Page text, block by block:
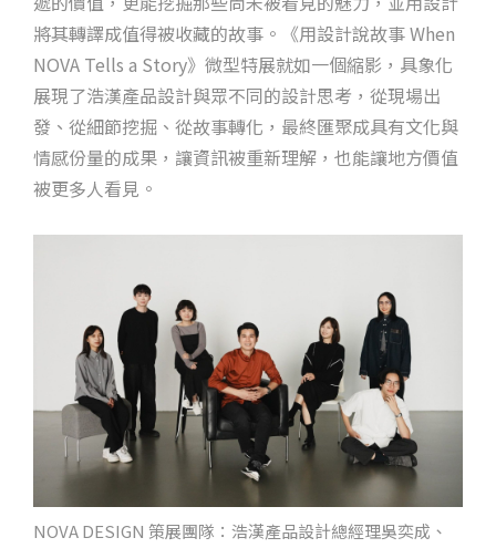
將其轉譯成值得被收藏的故事。《用設計說故事 When
NOVA Tells a Story》微型特展就如一個縮影，具象化
展現了浩漢產品設計與眾不同的設計思考，從現場出
發、從細節挖掘、從故事轉化，最終匯聚成具有文化與
情感份量的成果，讓資訊被重新理解，也能讓地方價值
被更多人看見。
NOVA DESIGN 策展團隊：浩漢產品設計總經理吳奕成、